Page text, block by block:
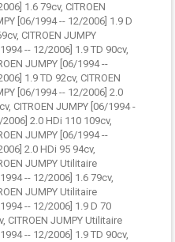
1.6 79cv, CITROEN
[06/1994 -- 12/2006] 1.9 D
CITROEN JUMPY
-- 12/2006] 1.9 TD 90cv,
JUMPY [06/1994 --
1.9 TD 92cv, CITROEN
[06/1994 -- 12/2006] 2.0
CITROEN JUMPY [06/1994 -
2.0 HDi 110 109cv,
JUMPY [06/1994 --
2.0 HDi 95 94cv,
JUMPY Utilitaire
-- 12/2006] 1.6 79cv,
JUMPY Utilitaire
-- 12/2006] 1.9 D 70
CITROEN JUMPY Utilitaire
-- 12/2006] 1.9 TD 90cv,